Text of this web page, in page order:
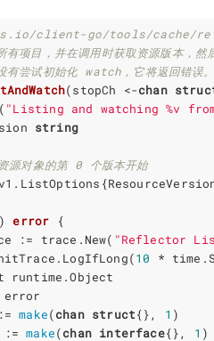
client-go/tools/cache/
目，并在调用时获取资源版本，然后
试初始化 watch，它将返回错误。
(stopCh <-chan
( "Listing and watching %v
string
源对象的第 0 个版本开始
. ListOptions {
error
{
:= trace . New( "Reflector
. LogIfLong(10 * time .
runtime .Object
error
:= make(chan struct{}, 1 )
:= make(chan interface{}, 1 )